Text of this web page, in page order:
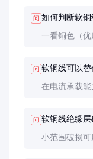
问 如何判断软铜
一看铜色（
问 软铜线可以替
在电流承载
问 软铜线绝缘层
小范围破损